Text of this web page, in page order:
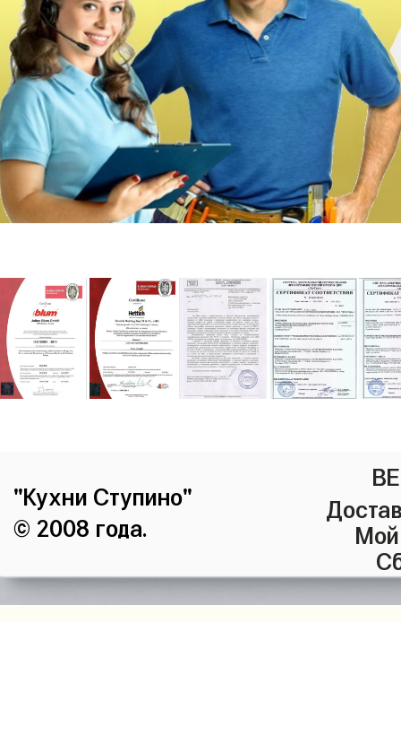
"Кухни Ступино"
© 2008 года.